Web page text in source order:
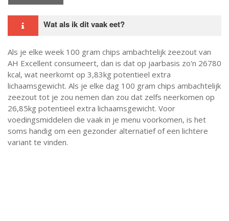
Wat als ik dit vaak eet?
Als je elke week 100 gram chips ambachtelijk zeezout van
AH Excellent consumeert, dan is dat op jaarbasis zo'n 26780
kcal, wat neerkomt op 3,83kg potentieel extra
lichaamsgewicht. Als je elke dag 100 gram chips ambachtelijk
zeezout tot je zou nemen dan zou dat zelfs neerkomen op
26,85kg potentieel extra lichaamsgewicht. Voor
voedingsmiddelen die vaak in je menu voorkomen, is het
soms handig om een gezonder alternatief of een lichtere
variant te vinden.